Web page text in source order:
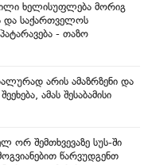
ხელისუფლება მორიგ
და საქართველოს
- თაზო
არის ამაზრზენი და
ამას შესაბამისი
ორ შემთხვევაზე სუს-ში
წარვუდგენთ